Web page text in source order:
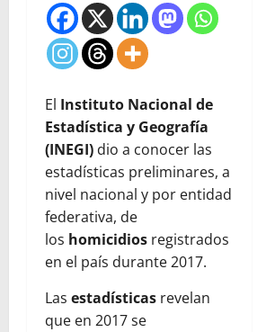
El Instituto Nacional de
Estadística y Geografía
(INEGI) dio a conocer las
estadísticas preliminares, a
nivel nacional y por entidad
federativa, de
los homicidios registrados
en el país durante 2017.
Las estadísticas revelan
que en 2017 se